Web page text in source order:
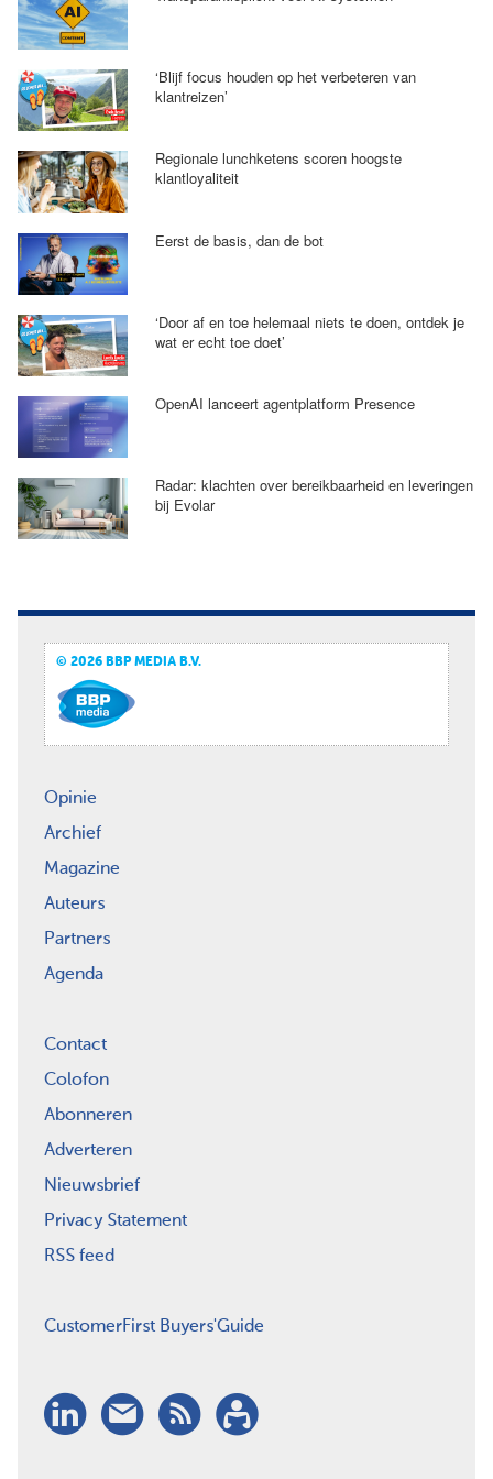
‘Blijf focus houden op het verbeteren van
klantreizen’
Regionale lunchketens scoren hoogste
klantloyaliteit
Eerst de basis, dan de bot
‘Door af en toe helemaal niets te doen, ontdek je
wat er echt toe doet’
OpenAI lanceert agentplatform Presence
Radar: klachten over bereikbaarheid en leveringen
bij Evolar
© 2026 BBP MEDIA B.V.
Opinie
Archief
Magazine
Auteurs
Partners
Agenda
Contact
Colofon
Abonneren
Adverteren
Nieuwsbrief
Privacy Statement
RSS feed
CustomerFirst Buyers'Guide
LinkedIn
Nieuwsbrief
RSSAbonneren